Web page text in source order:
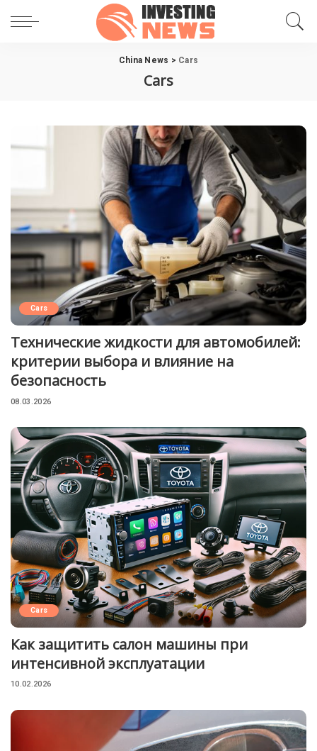
China News > Cars
Cars
Cars
Технические жидкости для автомобилей:
критерии выбора и влияние на
безопасность
08.03.2026
Cars
Как защитить салон машины при
интенсивной эксплуатации
10.02.2026